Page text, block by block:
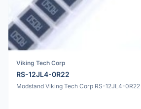
Viking Tech Corp
RS-12JL4-0R22
Modstand Viking Tech Corp RS-12JL4-0R22